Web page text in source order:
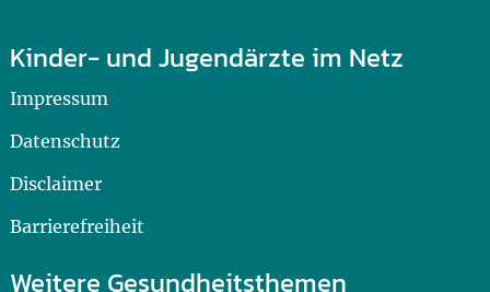
Kinder- und Jugendärzte im Netz
Impressum
Datenschutz
Disclaimer
Barrierefreiheit
Weitere Gesundheitsthemen